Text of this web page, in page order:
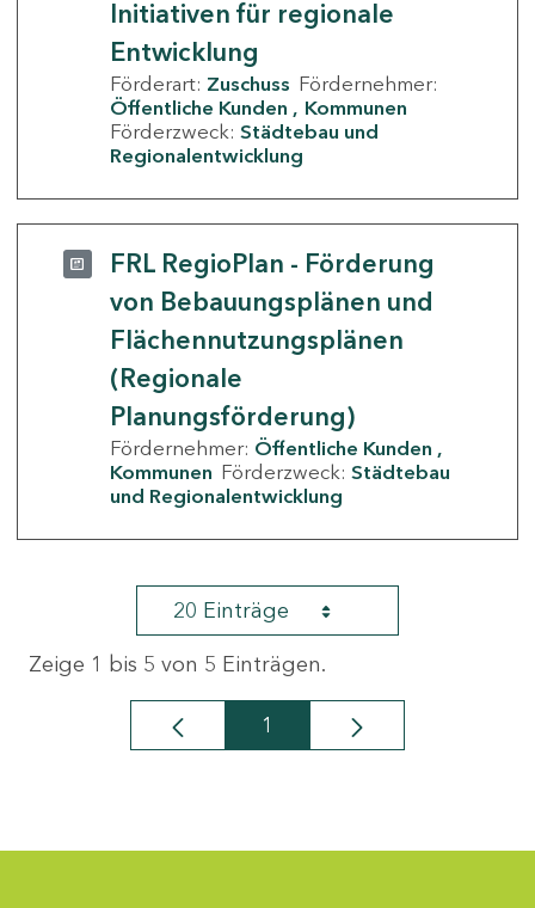
Initiativen für regionale
Entwicklung
Förderart: Zuschuss Fördernehmer:
Öffentliche Kunden
Kommunen
Förderzweck: Städtebau und
Regionalentwicklung
FRL RegioPlan - Förderung
von Bebauungsplänen und
Flächennutzungsplänen
(Regionale
Planungsförderung)
Fördernehmer: Öffentliche Kunden
Kommunen Förderzweck: Städtebau
und Regionalentwicklung
20 Einträge
Zeige 1 bis 5 von 5 Einträgen.
Seite
1